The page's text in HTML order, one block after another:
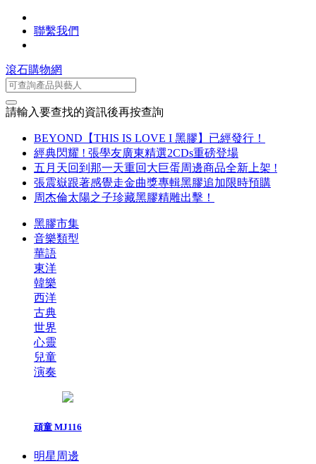
聯繫我們
滾石購物網
請輸入要查找的資訊後再按查詢
BEYOND【THIS IS LOVE I 黑膠】已經發行！
經典閃耀 ! 張學友廣東精選2CDs重磅登場
五月天回到那一天重回大巨蛋周邊商品全新上架 !
張震嶽跟著感覺走金曲獎專輯黑膠追加限時預購
周杰倫太陽之子珍藏黑膠精雕出擊！
黑膠市集
音樂類型
華語
東洋
韓樂
西洋
古典
世界
心靈
兒童
演奏
頑童 MJ116
明星周邊